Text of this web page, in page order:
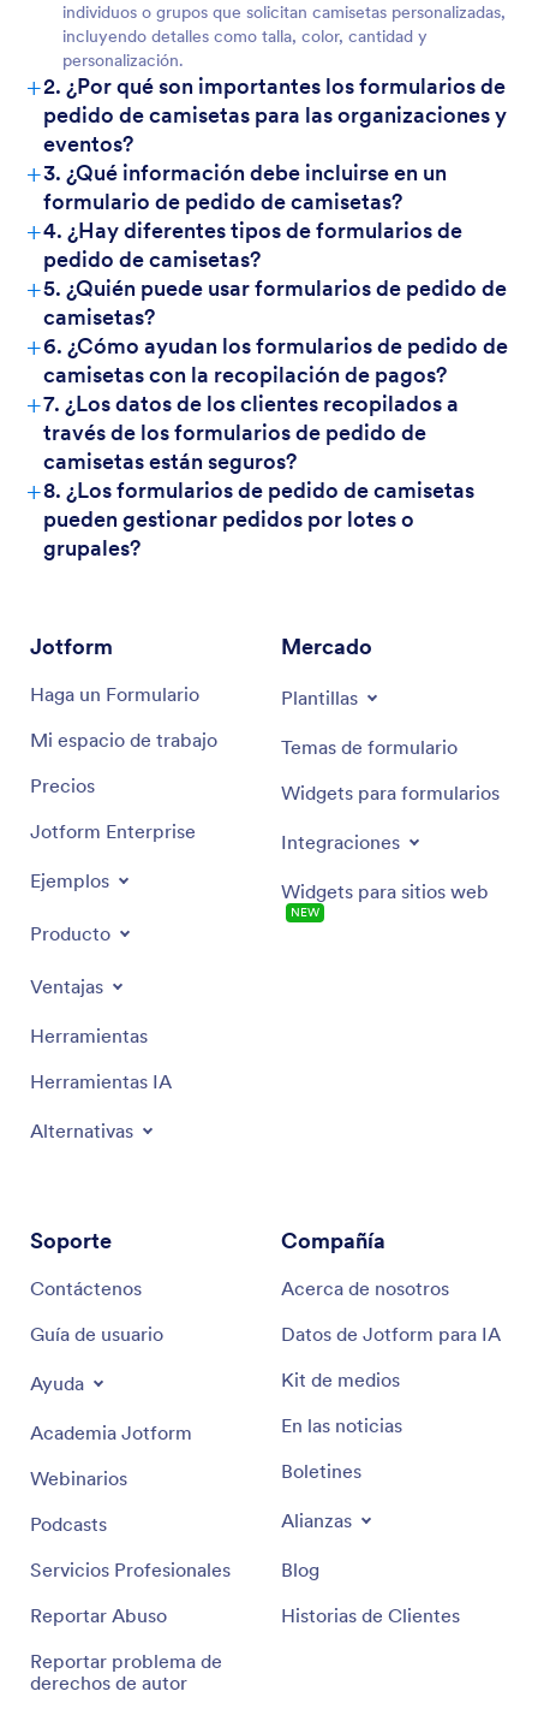
individuos o grupos que solicitan camisetas personalizadas,
incluyendo detalles como talla, color, cantidad y
personalización.
+2. ¿Por qué son importantes los formularios de
pedido de camisetas para las organizaciones y
eventos?
+3. ¿Qué información debe incluirse en un
formulario de pedido de camisetas?
+4. ¿Hay diferentes tipos de formularios de
pedido de camisetas?
+5. ¿Quién puede usar formularios de pedido de
camisetas?
+6. ¿Cómo ayudan los formularios de pedido de
camisetas con la recopilación de pagos?
+7. ¿Los datos de los clientes recopilados a
través de los formularios de pedido de
camisetas están seguros?
+8. ¿Los formularios de pedido de camisetas
pueden gestionar pedidos por lotes o
grupales?
Jotform
Haga un Formulario
Mi espacio de trabajo
Precios
Jotform Enterprise
Ejemplos
Producto
Ventajas
Herramientas
Herramientas IA
Alternativas
Mercado
Plantillas
Temas de formulario
Widgets para formularios
Integraciones
Widgets para sitios web
NEW
Soporte
Contáctenos
Guía de usuario
Ayuda
Academia Jotform
Webinarios
Podcasts
Servicios Profesionales
Reportar Abuso
Reportar problema de
derechos de autor
Compañía
Acerca de nosotros
Datos de Jotform para IA
Kit de medios
En las noticias
Boletines
Alianzas
Blog
Historias de Clientes